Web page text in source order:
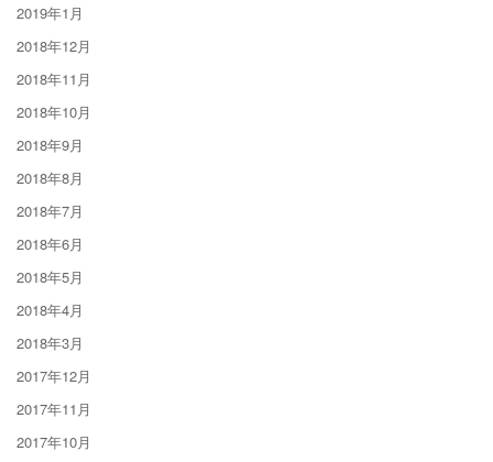
2019年1月
2018年12月
2018年11月
2018年10月
2018年9月
2018年8月
2018年7月
2018年6月
2018年5月
2018年4月
2018年3月
2017年12月
2017年11月
2017年10月